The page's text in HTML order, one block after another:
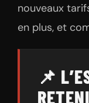
nouveaux
en plus, et
📌